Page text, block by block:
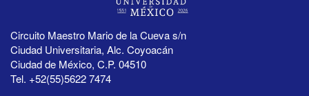
Circuito Maestro Mario de la Cueva s/n
Ciudad Universitaria, Alc. Coyoacán
Ciudad de México, C.P. 04510
Tel. +52(55)5622 7474